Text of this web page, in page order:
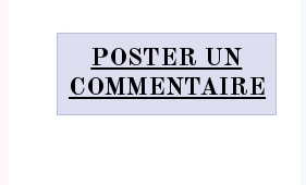
POSTER UN
COMMENTAIRE